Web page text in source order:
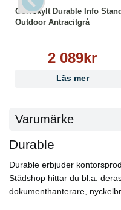
Golvskylt Durable Info Stand
Outdoor Antracitgrå
2 089kr
Läs mer
Varumärke
Durable
Durable erbjuder
Städshop hittar du bl.a.
dokumenthanterare,